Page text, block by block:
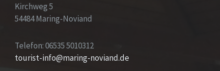
Kirchweg 5
54484 Maring-Noviand
Telefon: 06535 5010312
tourist-info@maring-noviand.de